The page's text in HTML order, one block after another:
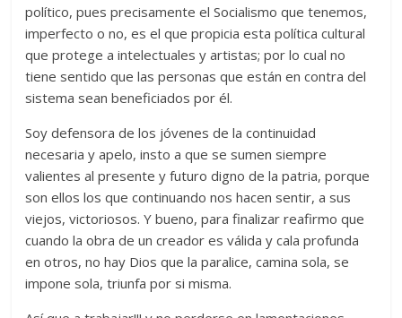
político, pues precisamente el Socialismo que tenemos,
imperfecto o no, es el que propicia esta política cultural
que protege a intelectuales y artistas; por lo cual no
tiene sentido que las personas que están en contra del
sistema sean beneficiados por él.
Soy defensora de los jóvenes de la continuidad
necesaria y apelo, insto a que se sumen siempre
valientes al presente y futuro digno de la patria, porque
son ellos los que continuando nos hacen sentir, a sus
viejos, victoriosos. Y bueno, para finalizar reafirmo que
cuando la obra de un creador es válida y cala profunda
en otros, no hay Dios que la paralice, camina sola, se
impone sola, triunfa por si misma.